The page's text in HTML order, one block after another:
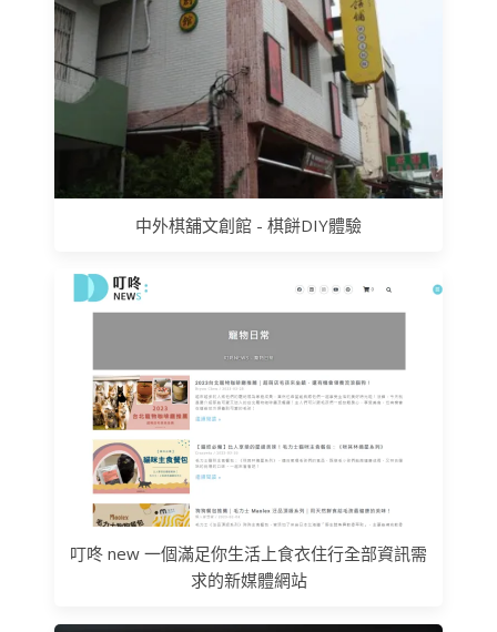
中外棋舖文創館 - 棋餅DIY體驗
叮咚 new 一個滿足你生活上食衣住行全部資訊需
求的新媒體網站